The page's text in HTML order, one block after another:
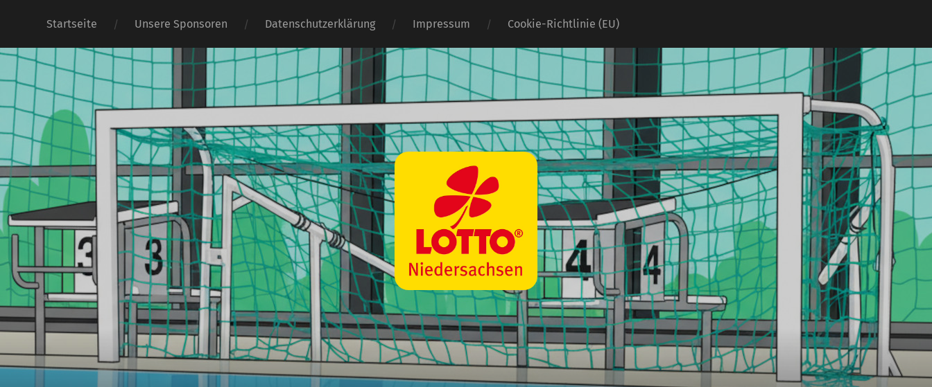
Startseite Unsere Sponsoren Datenschutzerklärung Impressum Cookie-Richtlinie (EU)
Wasserball
@
SpVg
Laatzen